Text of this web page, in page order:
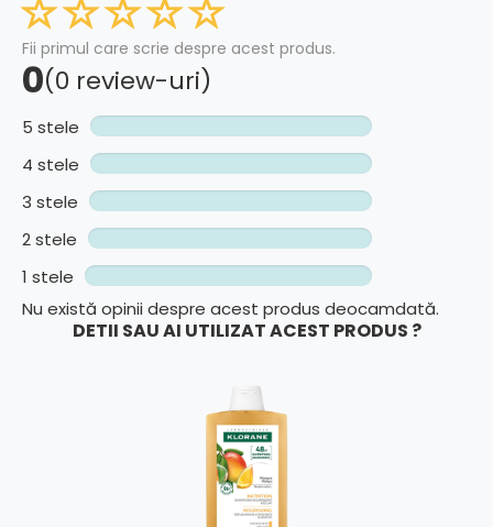
Fii primul care scrie despre acest produs.
0(0 review-uri)
5 stele
4 stele
3 stele
2 stele
1 stele
Nu există opinii despre acest produs deocamdată.
DETII SAU AI UTILIZAT ACEST PRODUS ?